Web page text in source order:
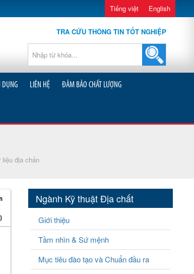
Tiếng việt English
TRA CỨU THÔNG TIN TỐT NGHIỆP
DỤNG LIÊN HỆ ĐẢM BẢO CHẤT LƯỢNG
địa chấn
)
Ngành Kỹ thuật Địa chất
Giới thiệu
Tầm nhìn & Sứ mệnh
Mục tiêu đào tạo và Chuẩn đầu ra